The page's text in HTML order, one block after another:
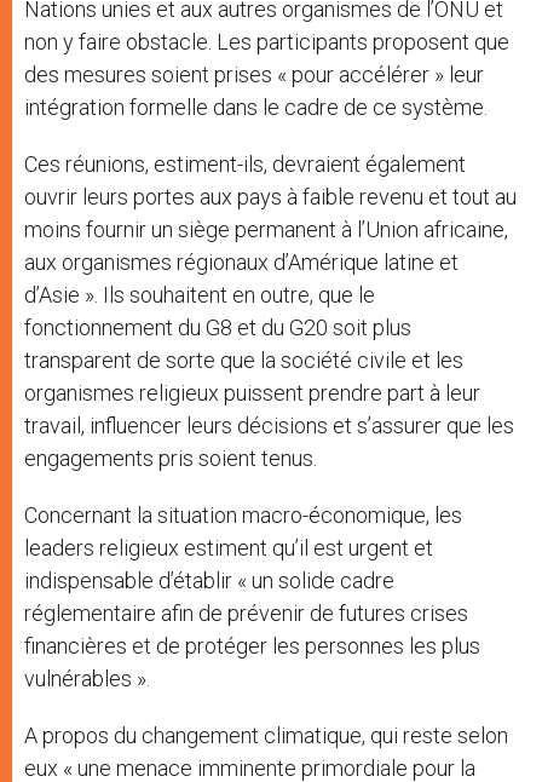
Nations unies et aux autres organismes de l’ONU et
non y faire obstacle. Les participants proposent que
des mesures soient prises « pour accélérer » leur
intégration formelle dans le cadre de ce système.
Ces réunions, estiment-ils, devraient également
ouvrir leurs portes aux pays à faible revenu et tout au
moins fournir un siège permanent à l’Union africaine,
aux organismes régionaux d’Amérique latine et
d’Asie ». Ils souhaitent en outre, que le
fonctionnement du G8 et du G20 soit plus
transparent de sorte que la société civile et les
organismes religieux puissent prendre part à leur
travail, influencer leurs décisions et s’assurer que les
engagements pris soient tenus.
Concernant la situation macro-économique, les
leaders religieux estiment qu’il est urgent et
indispensable d’établir « un solide cadre
réglementaire afin de prévenir de futures crises
financières et de protéger les personnes les plus
vulnérables ».
A propos du changement climatique, qui reste selon
eux « une menace imminente primordiale pour la